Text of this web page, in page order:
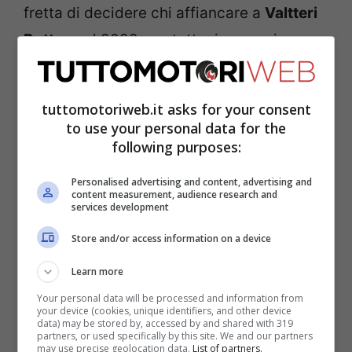
fretta di decidere chi affiancare a Valtteri
Bottasnel 2022, ma tuttavia, proprio
questo stato di cose potrebbe
italiano, chiamato, inevitabilmente, a
mostrare di valere il rinnovo.
tuttomotoriweb.it asks for your consent
to use your personal data for the
following purposes:
Personalised advertising and content, advertising and
content measurement, audience research and
services development
Store and/or access information on a device
Learn more
Your personal data will be processed and information from
your device (cookies, unique identifiers, and other device
data) may be stored by, accessed by and shared with 319
partners, or used specifically by this site. We and our partners
may use precise geolocation data. List of partners.